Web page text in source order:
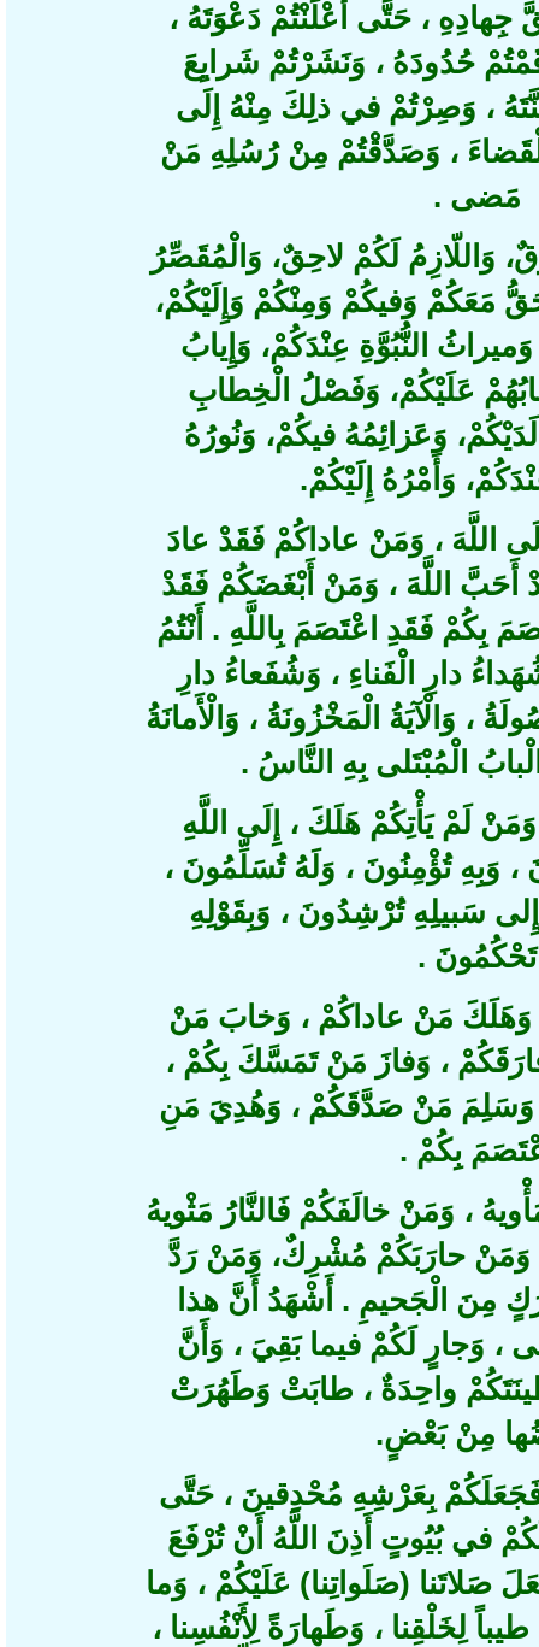
، حَتَّى أَعْلَنْتُمْ دَعْوَتَهُ ،
حُدُودَهُ ، وَنَشَرْتُمْ شَرايِعَ
، وَصِرْتُمْ في ذلِكَ مِنْهُ إِلَى
، وَصَدَّقْتُمْ مِنْ رُسُلِهِ مَنْ
.
لَكُمْ لاحِقٌ، وَالْمُقَصِّرُ
وَفيكُمْ وَمِنْكُمْ وَإِلَيْكُمْ،
النُّبُوَّةِ عِنْدَكُمْ، وَإِيابُ
عَلَيْكُمْ، وَفَصْلُ الْخِطابِ
وَعَزائِمُهُ فيكُمْ، وَنُورُهُ
وَأَمْرُهُ إِلَيْكُمْ.
، وَمَنْ عاداكُمْ فَقَدْ عادَ
اللَّهَ ، وَمَنْ أَبْغَضَكُمْ فَقَدْ
فَقَدِ اعْتَصَمَ بِاللَّهِ . أَنْتُمُ
دارِ الْفَناءِ ، وَشُفَعاءُ دارِ
، وَالْآيَةُ الْمَخْزُونَةُ ، وَالْأَمانَةُ
الْمُبْتَلى بِهِ النَّاسُ .
يَأْتِكُمْ هَلَكَ ، إِلَى اللَّهِ
وَبِهِ تُؤْمِنُونَ ، وَلَهُ تُسَلِّمُونَ ،
سَبيلِهِ تُرْشِدُونَ ، وَبِقَوْلِهِ
.
مَنْ عاداكُمْ ، وَخابَ مَنْ
، وَفازَ مَنْ تَمَسَّكَ بِكُمْ ،
مَنْ صَدَّقَكُمْ ، وَهُدِيَ مَنِ
بِكُمْ .
، وَمَنْ خالَفَكُمْ فَالنَّارُ مَثْويهُ
حارَبَكُمْ مُشْرِكٌ، وَمَنْ رَدَّ
الْجَحيمِ . أَشْهَدُ أَنَّ هذا
لَكُمْ فيما بَقِيَ ، وَأَنَّ
واحِدَةٌ ، طابَتْ وَطَهُرَتْ
مِنْ بَعْضٍ.
بِعَرْشِهِ مُحْدِقينَ ، حَتَّى
في بُيُوتٍ أَذِنَ اللَّهُ أَنْ تُرْفَعَ
(صَلَواتِنا) عَلَيْكُمْ ، وَما
لِخَلْقِنا ، وَطَهارَةً لِأَنْفُسِنا ،